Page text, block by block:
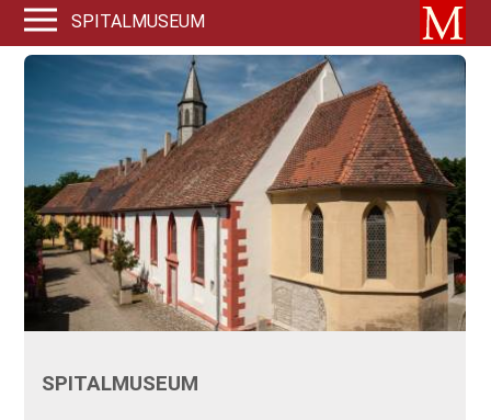
SPITALMUSEUM
SPITALMUSEUM